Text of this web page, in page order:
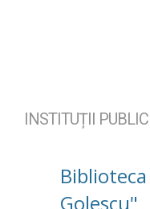
INSTITUȚII
Golescu"